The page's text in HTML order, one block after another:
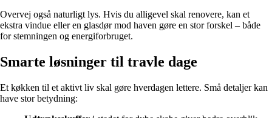
Overvej også naturligt lys. Hvis du alligevel skal renovere, kan et
ekstra vindue eller en glasdør mod haven gøre en stor forskel – både
for stemningen og energiforbruget.
Smarte løsninger til travle dage
Et køkken til et aktivt liv skal gøre hverdagen lettere. Små detaljer kan
have stor betydning: